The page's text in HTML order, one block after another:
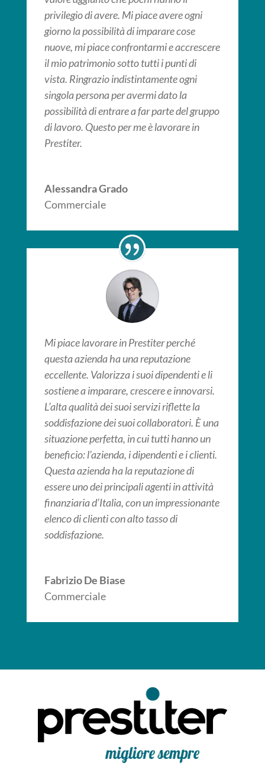
privilegio di avere. Mi piace avere ogni
giorno la possibilità di imparare cose
nuove, mi piace confrontarmi e accrescere
il mio patrimonio sotto tutti i punti di
vista. Ringrazio indistintamente ogni
singola persona per avermi dato la
possibilità di entrare a far parte del gruppo
di lavoro. Questo per me è lavorare in
Prestiter.
Alessandra Grado
Commerciale
Mi piace lavorare in Prestiter perché
questa azienda ha una reputazione
eccellente. Valorizza i suoi dipendenti e li
sostiene a imparare, crescere e innovarsi.
L’alta qualità dei suoi servizi riflette la
soddisfazione dei suoi collaboratori. È una
situazione perfetta, in cui tutti hanno un
beneficio: l’azienda, i dipendenti e i clienti.
Questa azienda ha la reputazione di
essere uno dei principali agenti in attività
finanziaria d’Italia, con un impressionante
elenco di clienti con alto tasso di
soddisfazione.
Fabrizio De Biase
Commerciale